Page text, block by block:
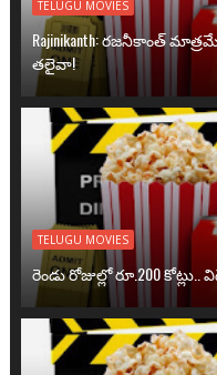
TELUGU MOVIES
Rajinikanth: రజనీకాంత్
తలైవా!
TELUGU MOVIES
రెండు రోజుల్లో రూ.200